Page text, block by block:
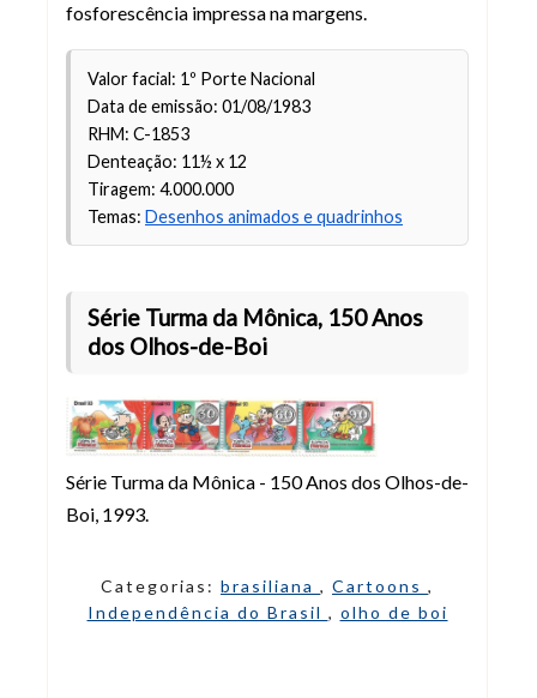
fosforescência impressa na margens.
Valor facial: 1º Porte Nacional
Data de emissão: 01/08/1983
RHM: C-1853
Denteação: 11½ x 12
Tiragem: 4.000.000
Temas: Desenhos animados e quadrinhos
Série Turma da Mônica, 150 Anos
dos Olhos-de-Boi
Série Turma da Mônica - 150 Anos dos Olhos-de-
Boi, 1993.
Categorias: brasiliana , Cartoons ,
Independência do Brasil , olho de boi